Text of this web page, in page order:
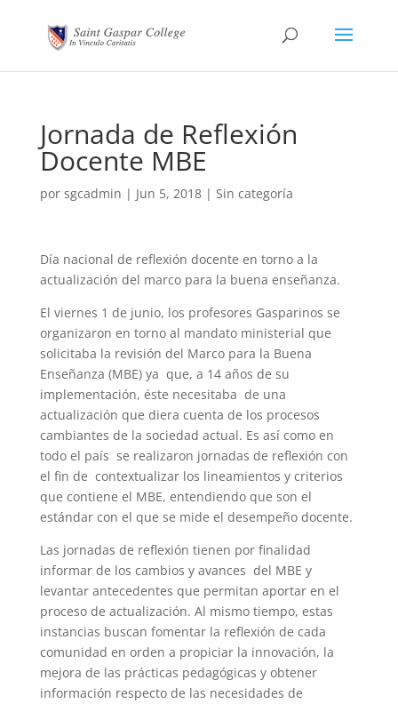
Jornada de Reflexión
Docente MBE
por sgcadmin | Jun 5, 2018| Sin categoría
Día nacional de reflexión docente en torno a la
actualización del marco para la buena enseñanza.
El viernes 1 de junio, los profesores Gasparinos se
organizaron en torno al mandato ministerial que
solicitaba la revisión del Marco para la Buena
Enseñanza (MBE) ya que, a 14 años de su
implementación, éste necesitaba de una
actualización que diera cuenta de los procesos
cambiantes de la sociedad actual. Es así como en
todo el país se realizaron jornadas de reflexión con
el fin de contextualizar los lineamientos y criterios
que contiene el MBE, entendiendo que son el
estándar con el que se mide el desempeño docente.
Las jornadas de reflexión tienen por finalidad
informar de los cambios y avances del MBE y
levantar antecedentes que permitan aportar en el
proceso de actualización. Al mismo tiempo, estas
instancias buscan fomentar la reflexión de cada
comunidad en orden a propiciar la innovación, la
mejora de las prácticas pedagógicas y obtener
información respecto de las necesidades de